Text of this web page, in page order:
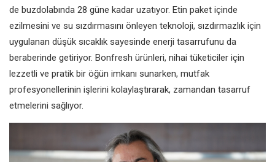
de buzdolabında 28 güne kadar uzatıyor. Etin paket içinde
ezilmesini ve su sızdırmasını önleyen teknoloji, sızdırmazlık için
uygulanan düşük sıcaklık sayesinde enerji tasarrufunu da
beraberinde getiriyor. Bonfresh ürünleri, nihai tüketiciler için
lezzetli ve pratik bir öğün imkanı sunarken, mutfak
profesyonellerinin işlerini kolaylaştırarak, zamandan tasarruf
etmelerini sağlıyor.